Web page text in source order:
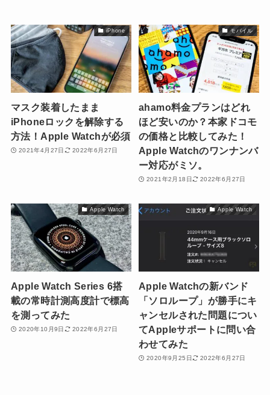
iPhone
マスク装着したまま
iPhoneロックを解除する
方法！Apple Watchが必須
2021年4月27日 2022年6月27日
モバイル
ahamo料金プランはどれ
ほど安いのか？本家ドコモ
の価格と比較してみた！
Apple Watchのワンナンバ
ー対応がミソ。
2021年2月18日 2022年6月27日
Apple Watch
Apple Watch Series 6搭
載の常時計測高度計で標高
を測ってみた
2020年10月9日 2022年6月27日
Apple Watch
Apple Watchの新バンド
「ソロループ」が勝手にキ
ャンセルされた問題につい
てAppleサポートに問い合
わせてみた
2020年9月25日 2022年6月27日